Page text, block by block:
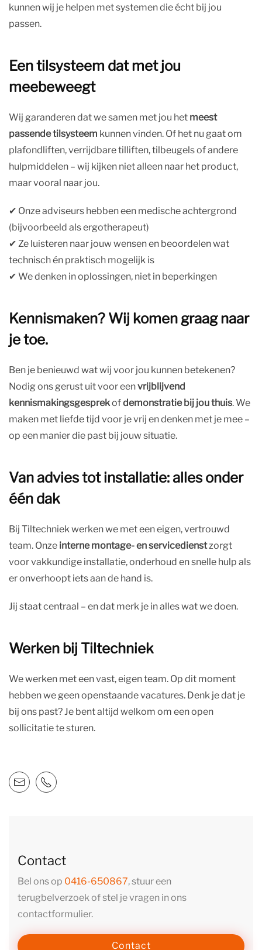
kunnen wij je helpen met systemen die écht bij jou
passen.
Een tilsysteem dat met jou
meebeweegt
Wij garanderen dat we samen met jou het meest
passende tilsysteem kunnen vinden. Of het nu gaat om
plafondliften, verrijdbare tilliften, tilbeugels of andere
hulpmiddelen – wij kijken niet alleen naar het product,
maar vooral naar jou.
✔︎ Onze adviseurs hebben een medische achtergrond
(bijvoorbeeld als ergotherapeut)
✔︎ Ze luisteren naar jouw wensen en beoordelen wat
technisch én praktisch mogelijk is
✔︎ We denken in oplossingen, niet in beperkingen
Kennismaken? Wij komen graag naar
je toe.
Ben je benieuwd wat wij voor jou kunnen betekenen?
Nodig ons gerust uit voor eenvrijblijvend
kennismakingsgesprekofdemonstratie bij jou thuis. We
maken met liefde tijd voor je vrij en denken met je mee –
op een manier die past bij jouw situatie.
Van advies tot installatie: alles onder
één dak
Bij Tiltechniek werken we met een eigen, vertrouwd
team. Onze interne montage- en servicedienstzorgt
voor vakkundige installatie, onderhoud en snelle hulp als
er onverhoopt iets aan de hand is.
Jij staat centraal – en dat merk je in alles wat we doen.
Werken bij Tiltechniek
We werken met een vast, eigen team. Op dit moment
hebben we geen openstaande vacatures. Denk je dat je
bij ons past? Je bent altijd welkom om een open
sollicitatie te sturen.
Contact
Bel ons op 0416-650867, stuur een
terugbelverzoek of stel je vragen in ons
contactformulier.
Contact